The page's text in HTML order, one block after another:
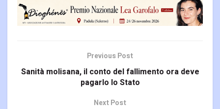
Previous Post
Sanità molisana, il conto del fallimento ora deve
pagarlo lo Stato
Next Post